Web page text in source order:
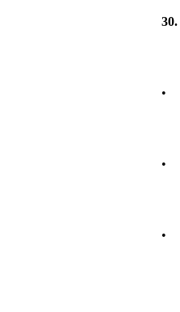
30.
•
•
•